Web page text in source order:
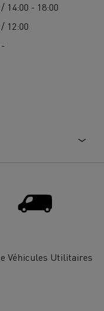
14:00 - 18:00
12:00
-
Véhicules Utilitaires